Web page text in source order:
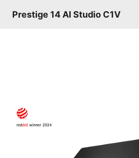
Prestige 14 AI Studio C1V